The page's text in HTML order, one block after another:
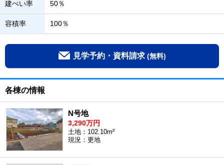
建ぺい率 50％
容積率 100％
見学予約・資料請求 (無料)
各棟の情報
N号地
3,290万円
土地：102.10m²
現況：更地